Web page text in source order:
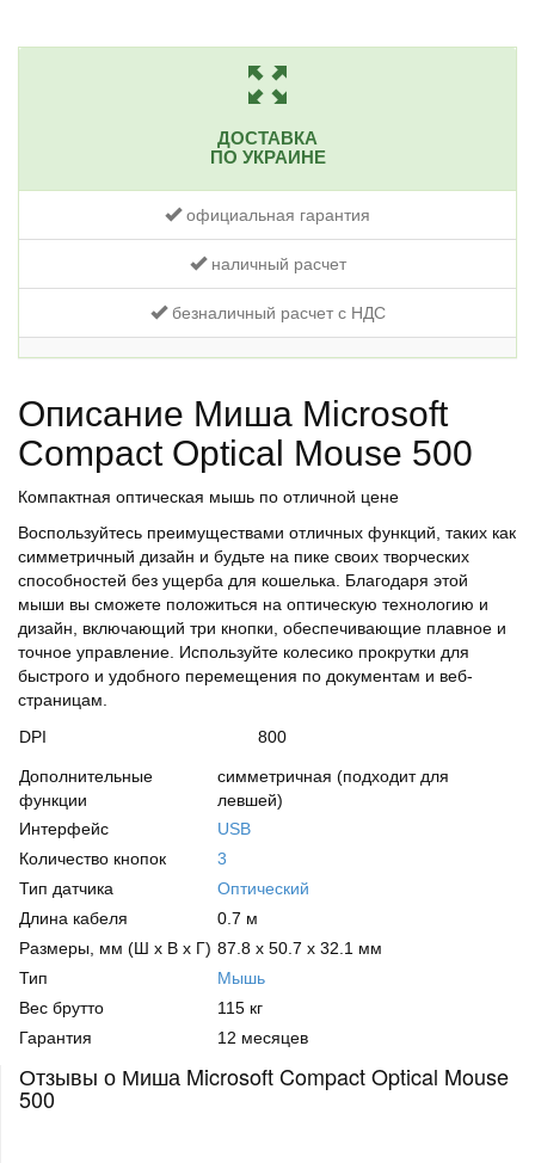
ДОСТАВКА
ПО УКРАИНЕ
официальная гарантия
наличный расчет
безналичный расчет с НДС
Описание Миша Microsoft
Compact Optical Mouse 500
Компактная оптическая мышь по отличной цене
Воспользуйтесь преимуществами отличных функций, таких как
симметричный дизайн и будьте на пике своих творческих
способностей без ущерба для кошелька. Благодаря этой
мыши вы сможете положиться на оптическую технологию и
дизайн, включающий три кнопки, обеспечивающие плавное и
точное управление. Используйте колесико прокрутки для
быстрого и удобного перемещения по документам и веб-
страницам.
DPI
800
Дополнительные
функции
симметричная (подходит для
левшей)
Интерфейс
USB
Количество кнопок
3
Тип датчика
Оптический
Длина кабеля
0.7 м
Размеры, мм (Ш х В х Г) 87.8 x 50.7 x 32.1 мм
Тип
Мышь
Вес брутто
115 кг
Гарантия
12 месяцев
Отзывы о Миша Microsoft Compact Optical Mouse
500